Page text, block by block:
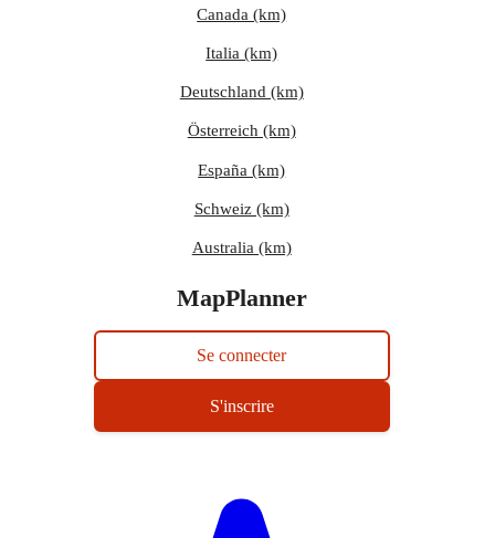
Canada (km)
Italia (km)
Deutschland (km)
Österreich (km)
España (km)
Schweiz (km)
Australia (km)
MapPlanner
Se connecter
S'inscrire